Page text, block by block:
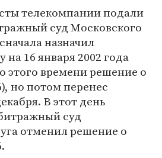
телекомпании подали
суд Московского
назначил
16 января 2002 года
этого времени решение о
но потом перенес
В этот день
суд
отменил решение о